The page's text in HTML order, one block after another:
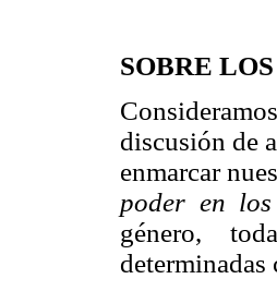
SOBRE
discusión de
enmarcar
poder en
género,